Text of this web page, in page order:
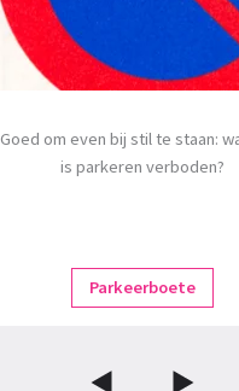
Goed om even bij stil te staan:
is parkeren verboden?
Parkeerboete